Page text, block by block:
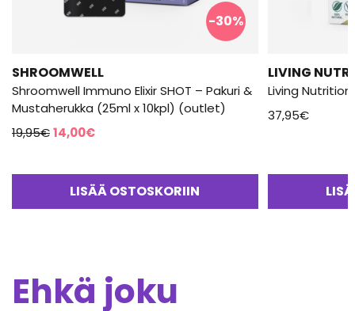
-30%
SHROOMWELL
Shroomwell Immuno Elixir SHOT – Pakuri &
Mustaherukka (25ml x 10kpl) (outlet)
19,95€Alkuperäinen
oli:
19,95€.
14,00€Nykyinen
on:
14,00€.
LISÄÄ OSTOSKORIIN
LIVING
Living
37,95€
Ehkä joku